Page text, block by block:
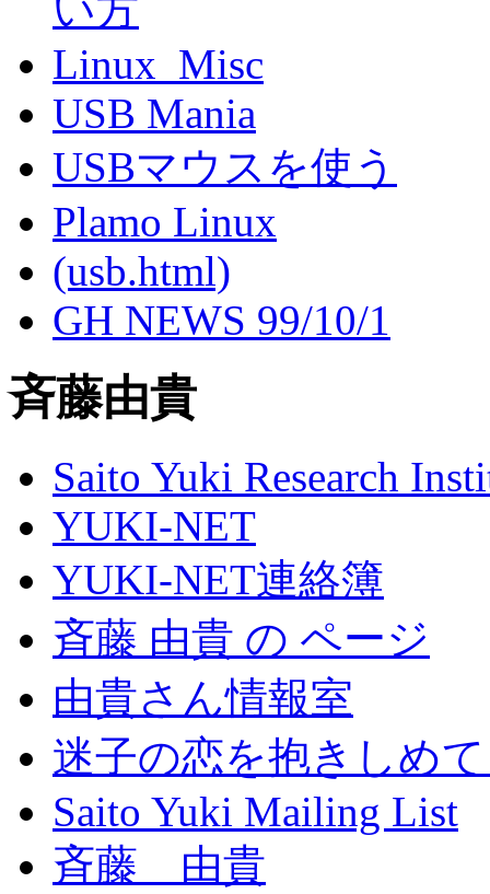
Linux_Misc
USB Mania
USBマウスを使う
Plamo Linux
(usb.html)
GH NEWS 99/10/1
斉藤由貴
Saito Yuki Research
YUKI-NET
YUKI-NET連絡簿
斉藤 由貴 の ページ
由貴さん情報室
迷子の恋を抱きしめ
Saito Yuki Mailing List
斉藤 由貴